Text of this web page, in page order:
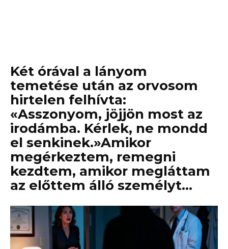
Két órával a lányom
temetése után az orvosom
hirtelen felhívta:
«Asszonyom, jöjjön most az
irodámba. Kérlek, ne mondd
el senkinek.»Amikor
megérkeztem, remegni
kezdtem, amikor megláttam
az előttem álló személyt…